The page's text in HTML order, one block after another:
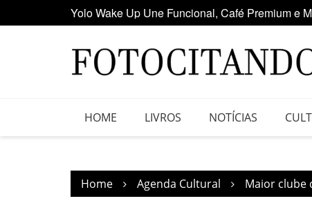
to
Maior clube de vinil da América Latina participa
HOME LIVROS NOTÍCIAS
Home Agenda Cultural Maior clube